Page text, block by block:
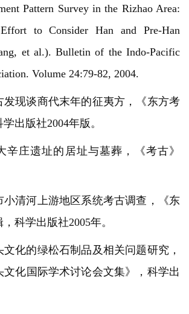
Pattern Survey in the Rizhao Area:
to Consider Han and Pre-Han
et al.). Bulletin of the Indo-Pacific
Volume 24:79-82, 2004.
发现谈商代末年的征夷方，《东方考
出版社2004年版。
辛庄遗址的居址与墓葬，《考古》
小清河上游地区系统考古调查，《东
科学出版社2005年。
文化的绿松石制品及相关问题研究，
文化国际学术讨论会文集》，科学出